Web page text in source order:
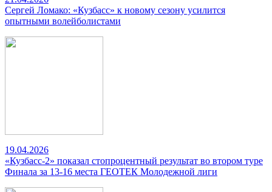
Сергей Ломако: «Кузбасс» к новому сезону усилится
опытными волейболистами
19.04.2026
«Кузбасс-2» показал стопроцентный результат во втором туре
Финала за 13-16 места ГЕОТЕК Молодежной лиги